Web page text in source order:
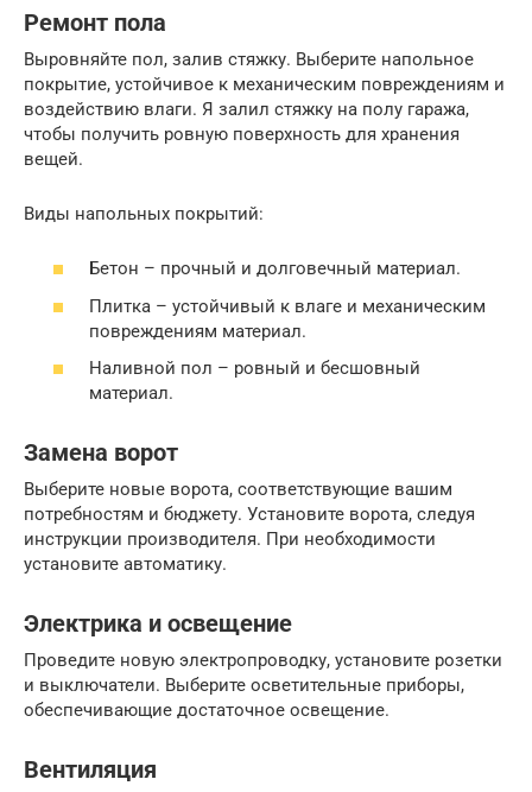
Ремонт пола
Выровняйте пол, залив стяжку. Выберите напольное
покрытие, устойчивое к механическим повреждениям и
воздействию влаги. Я залил стяжку на полу гаража,
чтобы получить ровную поверхность для хранения
вещей.
Виды напольных покрытий:
Бетон – прочный и долговечный материал.
Плитка – устойчивый к влаге и механическим
повреждениям материал.
Наливной пол – ровный и бесшовный
материал.
Замена ворот
Выберите новые ворота, соответствующие вашим
потребностям и бюджету. Установите ворота, следуя
инструкции производителя. При необходимости
установите автоматику.
Электрика и освещение
Проведите новую электропроводку, установите розетки
и выключатели. Выберите осветительные приборы,
обеспечивающие достаточное освещение.
Вентиляция